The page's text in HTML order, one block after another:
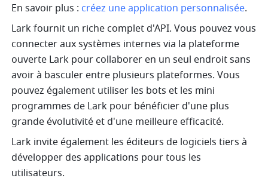
En savoir plus : créez une application personnalisée.
Lark fournit un riche complet d'API. Vous pouvez vous
connecter aux systèmes internes via la plateforme
ouverte Lark pour collaborer en un seul endroit sans
avoir à basculer entre plusieurs plateformes. Vous
pouvez également utiliser les bots et les mini
programmes de Lark pour bénéficier d'une plus
grande évolutivité et d'une meilleure efficacité.
Lark invite également les éditeurs de logiciels tiers à
développer des applications pour tous les
utilisateurs.